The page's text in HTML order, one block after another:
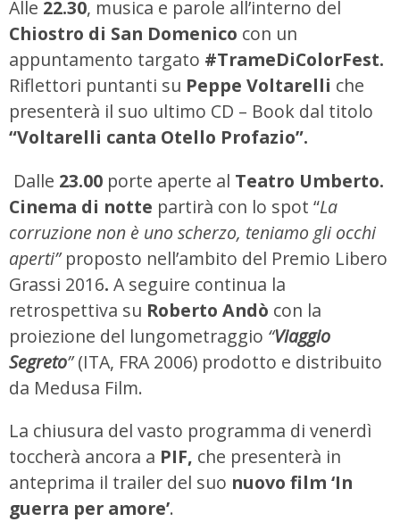
Alle 22.30, musica e parole all’interno del
Chiostro di San Domenico con un
appuntamento targato #TrameDiColorFest.
Riflettori puntanti su Peppe Voltarelli che
presenterà il suo ultimo CD – Book dal titolo
“Voltarelli canta Otello Profazio”.
Dalle 23.00 porte aperte al Teatro Umberto.
Cinema di notte partirà con lo spot “La
corruzione non è uno scherzo, teniamo gli occhi
aperti”proposto nell’ambito del Premio Libero
Grassi 2016. A seguire continua la
retrospettiva su Roberto Andò con la
proiezione del lungometraggio “Viaggio
Segreto”(ITA, FRA 2006) prodotto e distribuito
da Medusa Film.
La chiusura del vasto programma di venerdì
toccherà ancora a PIF, che presenterà in
anteprima il trailer del suo nuovo film ‘In
guerra per amore’.